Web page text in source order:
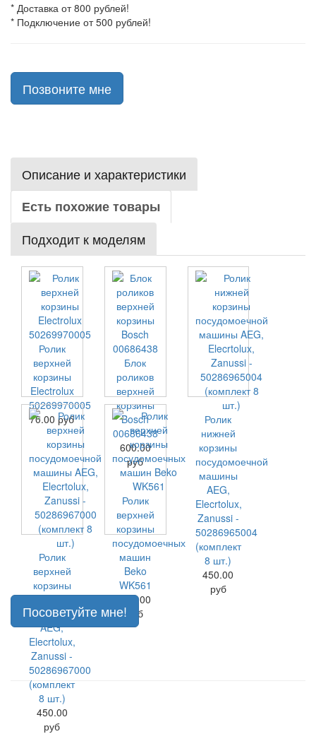
* Доставка от 800 рублей!
* Подключение от 500 рублей!
Позвоните мне
Описание и характеристики
Есть похожие товары
Подходит к моделям
Ролик
верхней
корзины
Electrolux
50269970005
70.00 руб
Блок
роликов
верхней
корзины
Bosch
00686438
600.00
руб
Ролик
нижней
корзины
посудомоечной
машины
AEG,
Elecrtolux,
Zanussi -
50286965004
(комплект
8 шт.)
450.00
руб
Ролик
верхней
корзины
посудомоечной
машины
AEG,
Elecrtolux,
Zanussi -
50286967000
(комплект
8 шт.)
450.00
руб
Ролик
верхней
корзины
посудомоечных
машин
Beko
WK561
120.00
руб
Посоветуйте мне!